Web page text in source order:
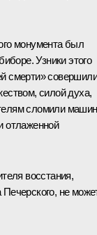
монумента был
Узники этого
смерти»
силой духа,
сломили
отлаженной
восстания,
не